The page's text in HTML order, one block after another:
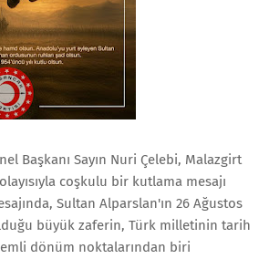
Başkanı Sayın Nuri Çelebi, Malazgirt
coşkulu bir kutlama mesajı
Sultan Alparslan'ın 26 Ağustos
büyük zaferin, Türk milletinin tarih
dönüm noktalarından biri